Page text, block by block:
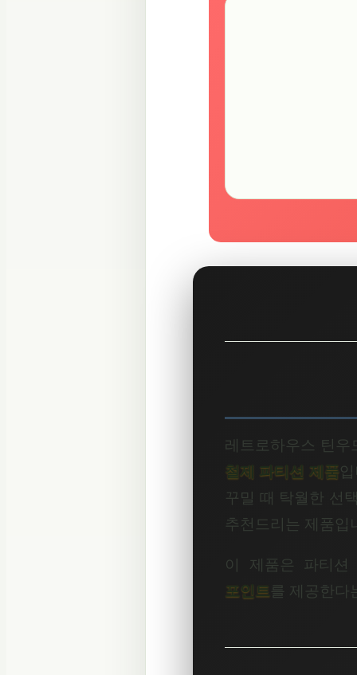
레트로하우스 틴
철제 파티션 제품
꾸밀 때 탁월한 선
추천드리는 제품입
이 제품은 파티
포인트 를 제공한다